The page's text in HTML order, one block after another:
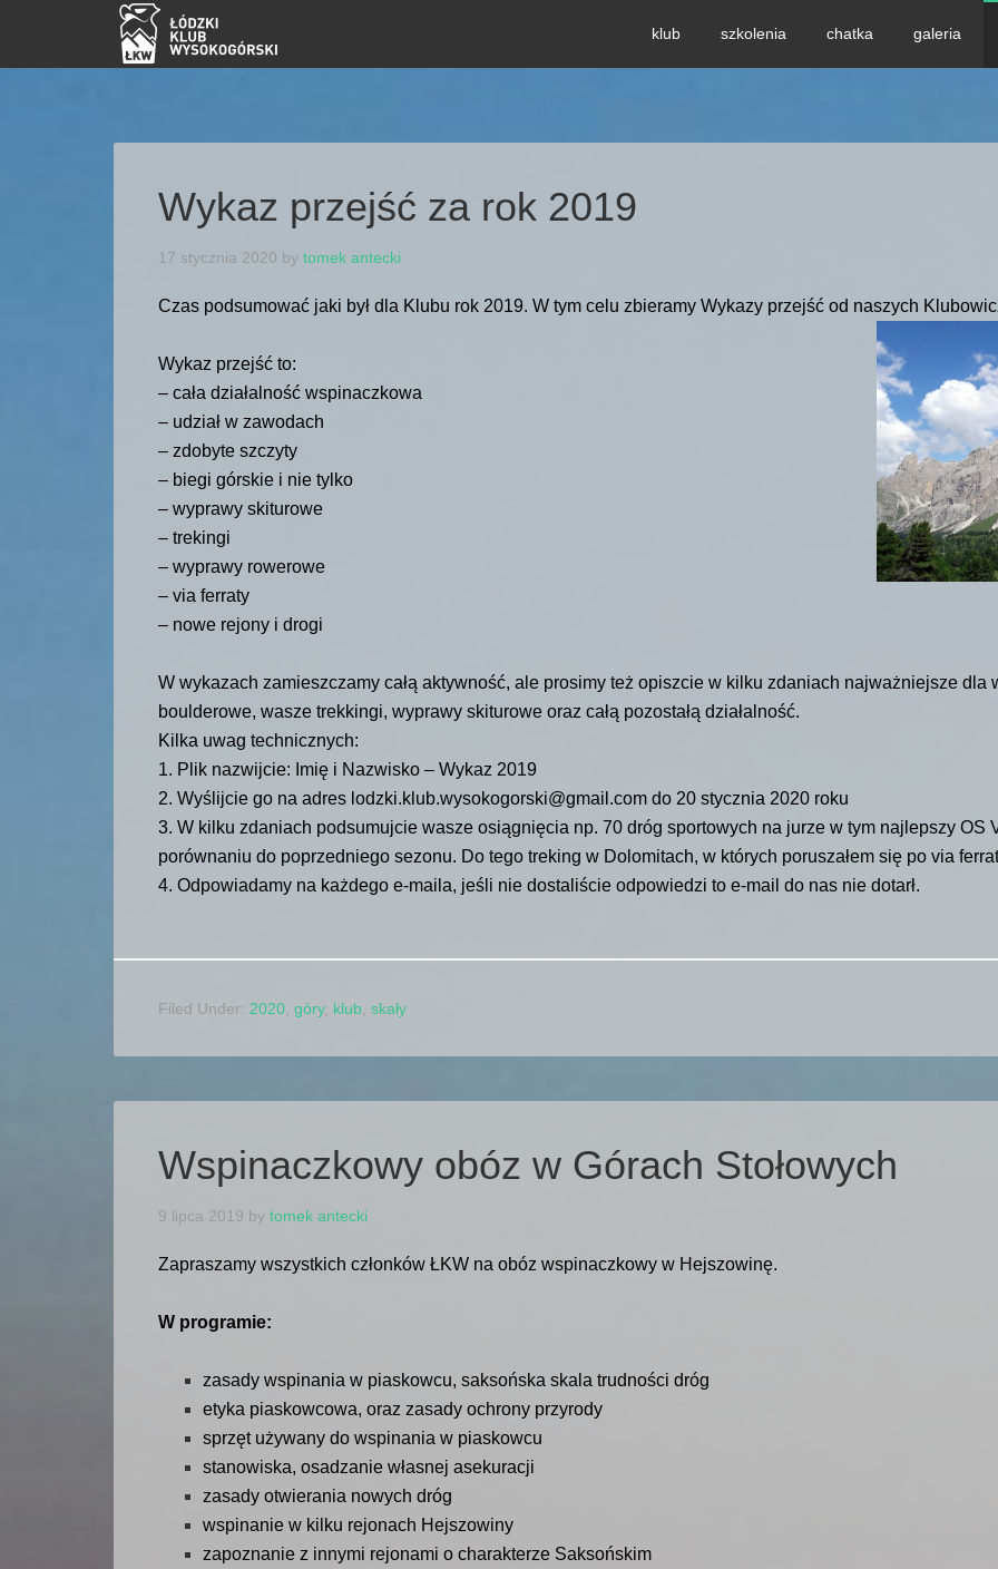
klub szkolenia chatka galeria
Wykaz przejść za rok 2019
17 stycznia 2020 by tomek antecki
Czas podsumować jaki był dla Klubu rok 2019. W tym celu zbieramy Wykazy przejść od naszych
Wykaz przejść to:
– cała działalność wspinaczkowa
– udział w zawodach
– zdobyte szczyty
– biegi górskie i nie tylko
– wyprawy skiturowe
– trekingi
– wyprawy rowerowe
– via ferraty
– nowe rejony i drogi
W wykazach zamieszczamy całą aktywność, ale prosimy też opiszcie w kilku zdaniach najważniejsze dla
boulderowe, wasze trekkingi, wyprawy skiturowe oraz całą pozostałą działalność.
Kilka uwag technicznych:
1. Plik nazwijcie: Imię i Nazwisko – Wykaz 2019
2. Wyślijcie go na adres lodzki.klub.wysokogorski@gmail.com do 20 stycznia 2020 roku
3. W kilku zdaniach podsumujcie wasze osiągnięcia np. 70 dróg sportowych na jurze w tym najlepszy OS
porównaniu do poprzedniego sezonu. Do tego treking w Dolomitach, w których poruszałem się po via
4. Odpowiadamy na każdego e-maila, jeśli nie dostaliście odpowiedzi to e-mail do nas nie dotarł.
Filed Under: 2020 góry, klub skały
Wspinaczkowy obóz w Górach Stołowych
9 lipca 2019 by tomek antecki
Zapraszamy wszystkich członków ŁKW na obóz wspinaczkowy w Hejszowinę.
W programie:
zasady wspinania w piaskowcu, saksońska skala trudności dróg
etyka piaskowcowa, oraz zasady ochrony przyrody
sprzęt używany do wspinania w piaskowcu
stanowiska, osadzanie własnej asekuracji
zasady otwierania nowych dróg
wspinanie w kilku rejonach Hejszowiny
zapoznanie z innymi rejonami o charakterze Saksońskim